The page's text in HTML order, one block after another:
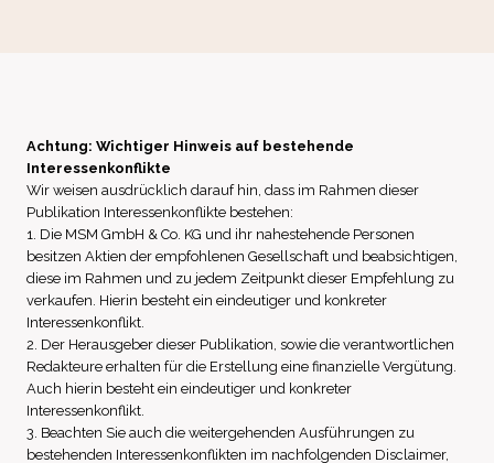
Achtung: Wichtiger Hinweis auf bestehende
Interessenkonflikte
Wir weisen ausdrücklich darauf hin, dass im Rahmen dieser
Publikation Interessenkonflikte bestehen:
1. Die MSM GmbH & Co. KG und ihr nahestehende Personen
besitzen Aktien der empfohlenen Gesellschaft und beabsichtigen,
diese im Rahmen und zu jedem Zeitpunkt dieser Empfehlung zu
verkaufen. Hierin besteht ein eindeutiger und konkreter
Interessenkonflikt.
2. Der Herausgeber dieser Publikation, sowie die verantwortlichen
Redakteure erhalten für die Erstellung eine finanzielle Vergütung.
Auch hierin besteht ein eindeutiger und konkreter
Interessenkonflikt.
3. Beachten Sie auch die weitergehenden Ausführungen zu
bestehenden Interessenkonflikten im nachfolgenden Disclaimer,